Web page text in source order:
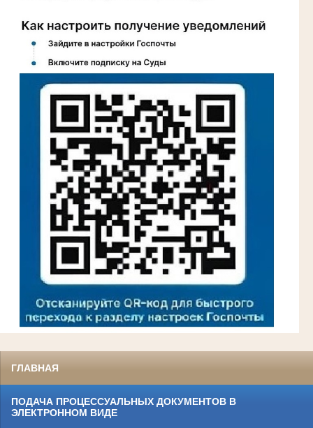
ГЛАВНАЯ
ПОДАЧА ПРОЦЕССУАЛЬНЫХ ДОКУМЕНТОВ В
ЭЛЕКТРОННОМ ВИДЕ